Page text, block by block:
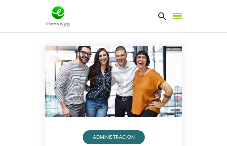
EMPRENDEDORES
PRESENTA TU
PROYECTO
SERVICIOS
EMPRENDEDORES
ADMINISTRACION